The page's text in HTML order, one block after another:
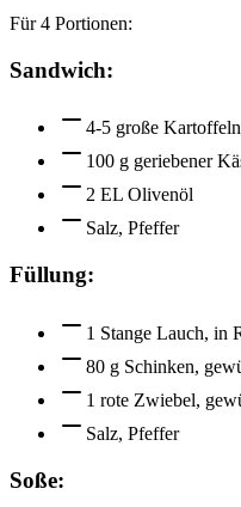
Für4 Portionen:
Sandwich:
4-5 große
100 g geriebener
2 EL Olivenöl
Salz, Pfeffer
Füllung:
1 Stange Lauch, in
80 g Schinken,
1 rote Zwiebel,
Salz, Pfeffer
Soße: